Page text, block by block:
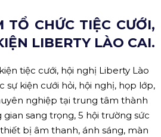
TỔ CHỨC TIỆC CƯỚI,
LIBERTY LÀO CAI.
tiệc cưới, hội nghị Liberty Lào
sự kiện cưới hỏi, hội nghị, họp lớp,
nghiệp tại trung tâm thành
gian sang trọng, 5 hội trường sức
bị âm thanh, ánh sáng, màn